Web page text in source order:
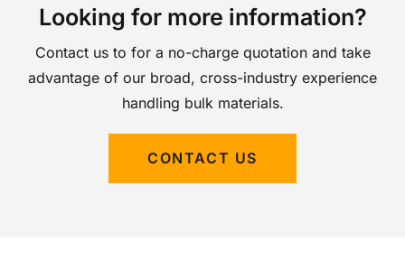
Looking for more information?
Contact us to for a no-charge quotation and take
advantage of our broad, cross-industry experience
handling bulk materials.
CONTACT US